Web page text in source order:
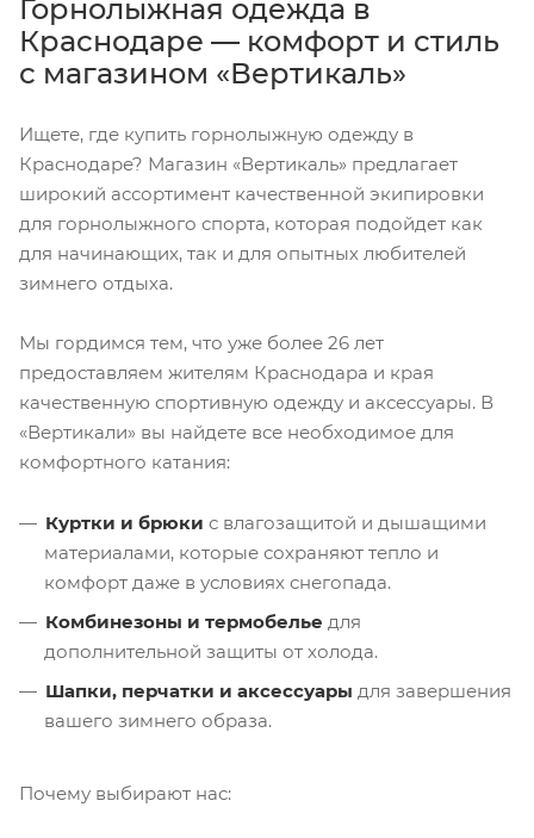
Горнолыжная одежда в
Краснодаре — комфорт и стиль
с магазином «Вертикаль»
Ищете, где купить горнолыжную одежду в
Краснодаре? Магазин «Вертикаль» предлагает
широкий ассортимент качественной экипировки
для горнолыжного спорта, которая подойдет как
для начинающих, так и для опытных любителей
зимнего отдыха.
Мы гордимся тем, что уже более 26 лет
предоставляем жителям Краснодара и края
качественную спортивную одежду и аксессуары. В
«Вертикали» вы найдете все необходимое для
комфортного катания:
Куртки и брюки с влагозащитой и дышащими
материалами, которые сохраняют тепло и
комфорт даже в условиях снегопада.
Комбинезоны и термобелье для
дополнительной защиты от холода.
Шапки, перчатки и аксессуары для завершения
вашего зимнего образа.
Почему выбирают нас: